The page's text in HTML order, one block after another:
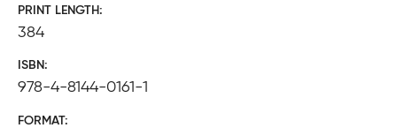
PRINT LENGTH
384
ISBN
978-4-8144-0161-1
FORMAT